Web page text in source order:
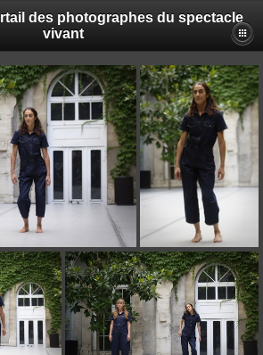
des photographes du spectacle
vivant